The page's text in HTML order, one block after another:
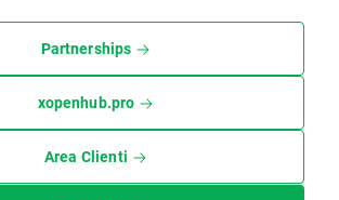
Partnerships
xopenhub.pro
Area Clienti